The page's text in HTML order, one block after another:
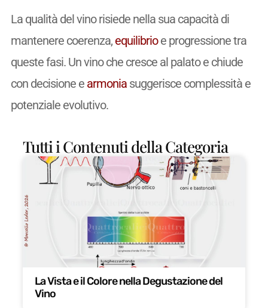
La qualità del vino risiede nella sua capacità di
mantenere coerenza, equilibrioe progressione tra
queste fasi. Un vino che cresce al palato e chiude
con decisione e armoniasuggerisce complessità e
potenziale evolutivo.
Tutti i Contenuti della Categoria
La Vista e il Colore nella Degustazione del
Vino